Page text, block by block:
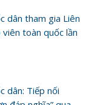
dân tham gia Liên
toàn quốc lần
dân: Tiếp nối